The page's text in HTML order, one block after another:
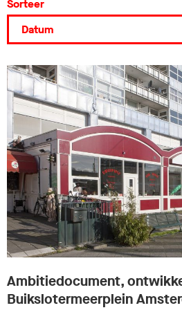
Sorteer
Ambitiedocument,
Buikslotermeerplein